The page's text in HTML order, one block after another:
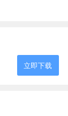
立即下载